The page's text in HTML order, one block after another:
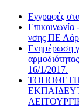
Εγγραφές
Επικοινωνία
νσης ΠΕ
Ενημέρωση
16/1/2017.